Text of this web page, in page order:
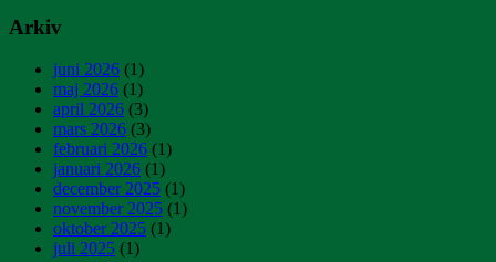
Arkiv
juni 2026 (1)
maj 2026 (1)
april 2026 (3)
mars 2026 (3)
februari 2026 (1)
januari 2026 (1)
december 2025 (1)
november 2025 (1)
oktober 2025 (1)
juli 2025 (1)